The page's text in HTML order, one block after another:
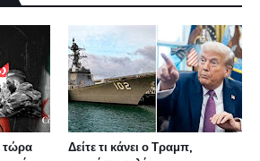
τώρα
Δείτε τι κάνει ο Τραμπ,